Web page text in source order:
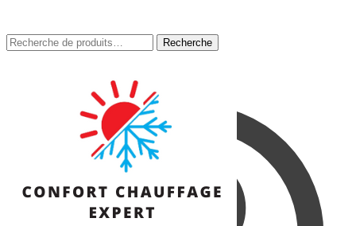
Recherche
pour :
Recherche
Recherche
pour :
Recherche